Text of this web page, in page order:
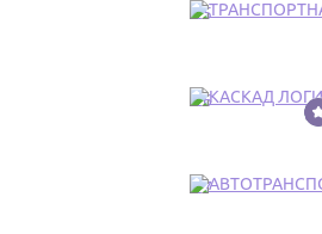
25
26
27